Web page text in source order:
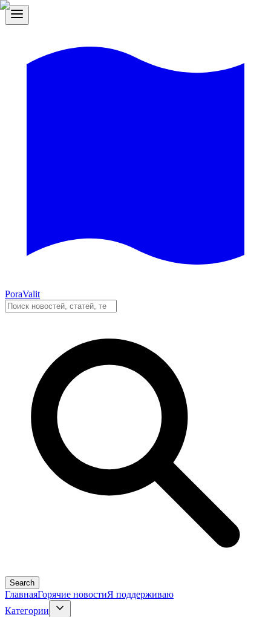
PoraValit
Search
ГлавнаяГорячие новостиЯ поддерживаю
Категории